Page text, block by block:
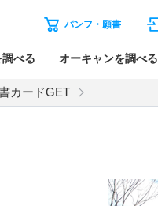
パンフ・願書
べる オーキャンを調べる
カードGET